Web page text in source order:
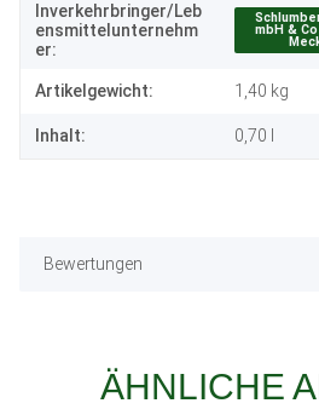
Inverkehrbringer/Leb
ensmittelunternehm
er:
mbH &
Artikelgewicht: 1,40 kg
Inhalt: 0,70 l
Bewertungen
ÄHNLICHE